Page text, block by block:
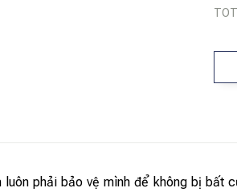
phải bảo vệ mình để không bị bất